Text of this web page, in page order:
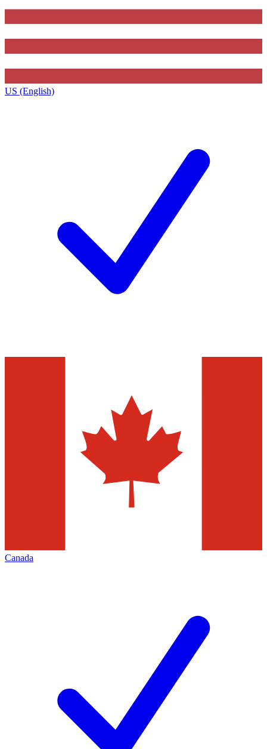
US (English)
Canada